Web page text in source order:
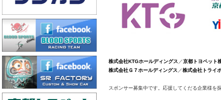
株式会社KTGホールディングス ／京都トヨペット
株式会社Ｇ７ホールディングス ／株式会社トライ
スポンサー募集中です。応援してくだる企業様を